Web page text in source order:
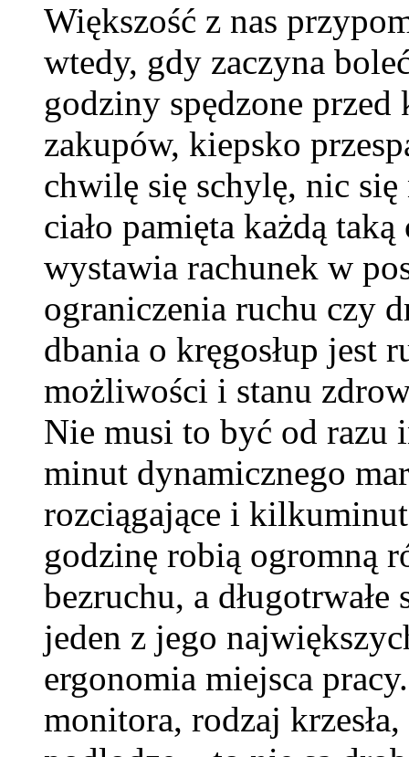
Większość z nas
wtedy, gdy zaczyna
godziny spędzone
zakupów, kiepsko
chwilę się schylę, nic
ciało pamięta każdą
wystawia rachunek w
ograniczenia ruchu czy
dbania o kręgosłup jest
możliwości i stanu
Nie musi to być od razu
minut dynamicznego
rozciągające i
godzinę robią ogromną
bezruchu, a
jeden z jego
ergonomia miejsca
monitora, rodzaj